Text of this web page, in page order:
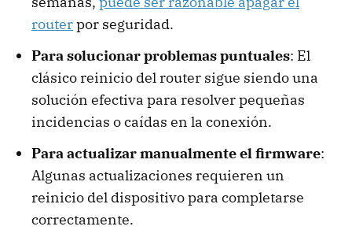
routerpor seguridad.
Para solucionar problemas puntuales: El
clásico reinicio del router sigue siendo una
solución efectiva para resolver pequeñas
incidencias o caídas en la conexión.
Para actualizar manualmente el firmware:
Algunas actualizaciones requieren un
reinicio del dispositivo para completarse
correctamente.